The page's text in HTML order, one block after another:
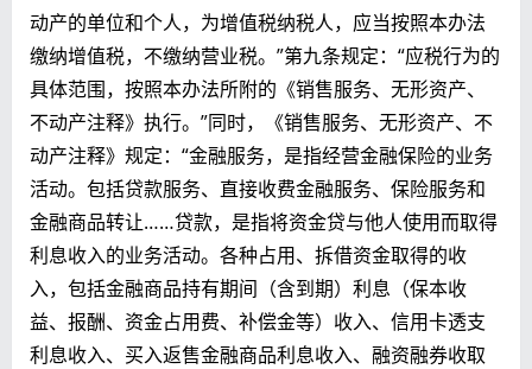
动产的单位和个人，为增值税纳税人，应当按照本办法
缴纳增值税，不缴纳营业税。”第九条规定：“应税行为的
具体范围，按照本办法所附的《销售服务、无形资产、
不动产注释》执行。”同时，《销售服务、无形资产、不
动产注释》规定：“金融服务，是指经营金融保险的业务
活动。包括贷款服务、直接收费金融服务、保险服务和
金融商品转让……贷款，是指将资金贷与他人使用而取得
利息收入的业务活动。各种占用、拆借资金取得的收
入，包括金融商品持有期间（含到期）利息（保本收
益、报酬、资金占用费、补偿金等）收入、信用卡透支
利息收入、买入返售金融商品利息收入、融资融券收取